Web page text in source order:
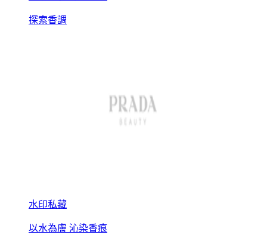
探索香調
水印私藏
以水為膚 沁染香痕